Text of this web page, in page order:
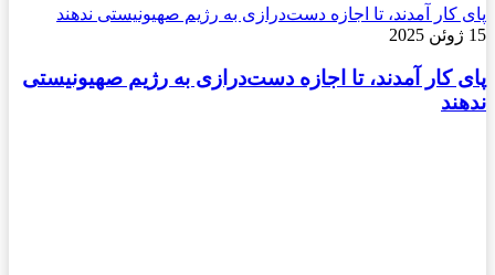
پای کار آمدند، تا اجازه دست‌درازی به رژیم صهیونیستی ندهند
15 ژوئن 2025
پای کار آمدند، تا اجازه دست‌درازی به رژیم صهیونیستی
ندهند